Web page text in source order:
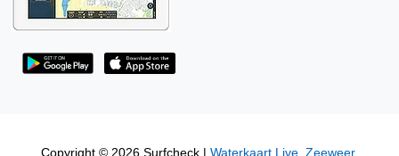
Copyright © 2026 Surfcheck | Waterkaart Live Zeeweer,